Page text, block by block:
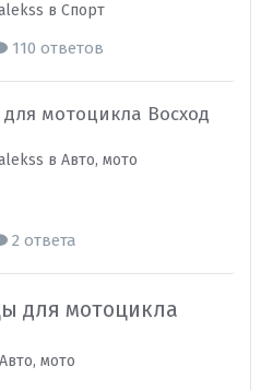
в Спорт
110 ответов
мотоцикла Восход
в Авто, мото
2 ответа
для мотоцикла
Авто, мото